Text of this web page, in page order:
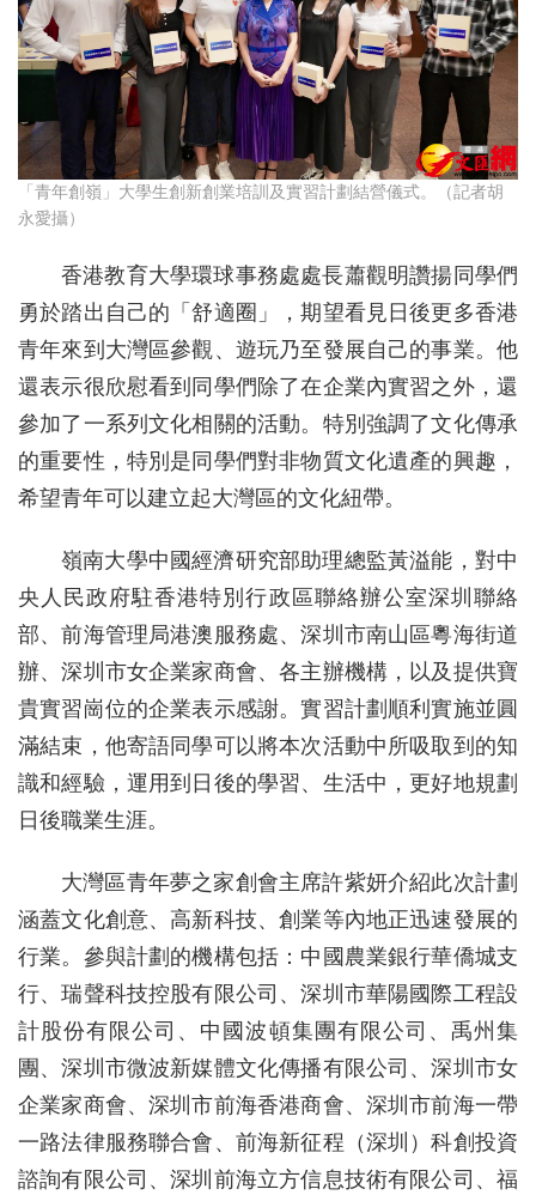
「青年創嶺」大學生創新創業培訓及實習計劃結營儀式。（記者胡
永愛攝）
香港教育大學環球事務處處長蕭觀明讚揚同學們
勇於踏出自己的「舒適圈」，期望看見日後更多香港
青年來到大灣區參觀、遊玩乃至發展自己的事業。他
還表示很欣慰看到同學們除了在企業內實習之外，還
參加了一系列文化相關的活動。特別強調了文化傳承
的重要性，特別是同學們對非物質文化遺產的興趣，
希望青年可以建立起大灣區的文化紐帶。
嶺南大學中國經濟研究部助理總監黃溢能，對中
央人民政府駐香港特別行政區聯絡辦公室深圳聯絡
部、前海管理局港澳服務處、深圳市南山區粵海街道
辦、深圳市女企業家商會、各主辦機構，以及提供寶
貴實習崗位的企業表示感謝。實習計劃順利實施並圓
滿結束，他寄語同學可以將本次活動中所吸取到的知
識和經驗，運用到日後的學習、生活中，更好地規劃
日後職業生涯。
大灣區青年夢之家創會主席許紫妍介紹此次計劃
涵蓋文化創意、高新科技、創業等內地正迅速發展的
行業。參與計劃的機構包括：中國農業銀行華僑城支
行、瑞聲科技控股有限公司、深圳市華陽國際工程設
計股份有限公司、中國波頓集團有限公司、禹州集
團、深圳市微波新媒體文化傳播有限公司、深圳市女
企業家商會、深圳市前海香港商會、深圳市前海一帶
一路法律服務聯合會、前海新征程（深圳）科創投資
諮詢有限公司、深圳前海立方信息技術有限公司、福